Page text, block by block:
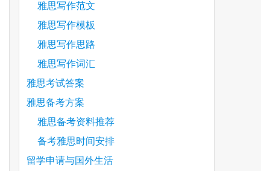
雅思写作范文
雅思写作模板
雅思写作思路
雅思写作词汇
雅思考试答案
雅思备考方案
雅思备考资料推荐
备考雅思时间安排
留学申请与国外生活